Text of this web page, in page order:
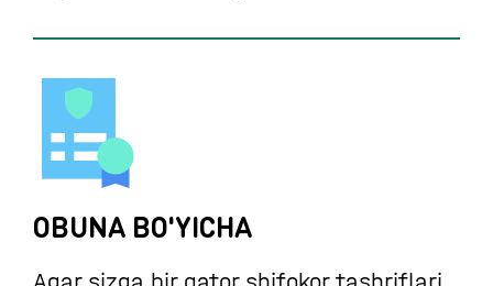
OBUNA BO'YICHA